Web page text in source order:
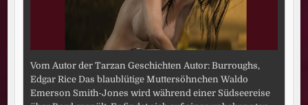
Vom Autor der Tarzan Geschichten Autor: Burroughs,
Edgar Rice Das blaublütige Muttersöhnchen Waldo
Emerson Smith-Jones wird während einer Südseereise